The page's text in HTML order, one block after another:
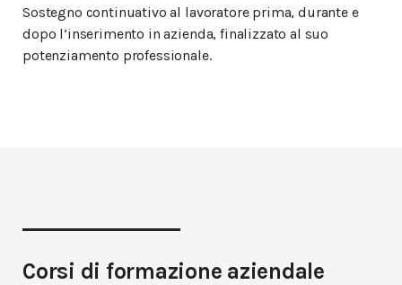
Sostegno continuativo al lavoratore prima, durante e
dopo l’inserimento in azienda, finalizzato al suo
potenziamento professionale.
Corsi di formazione aziendale